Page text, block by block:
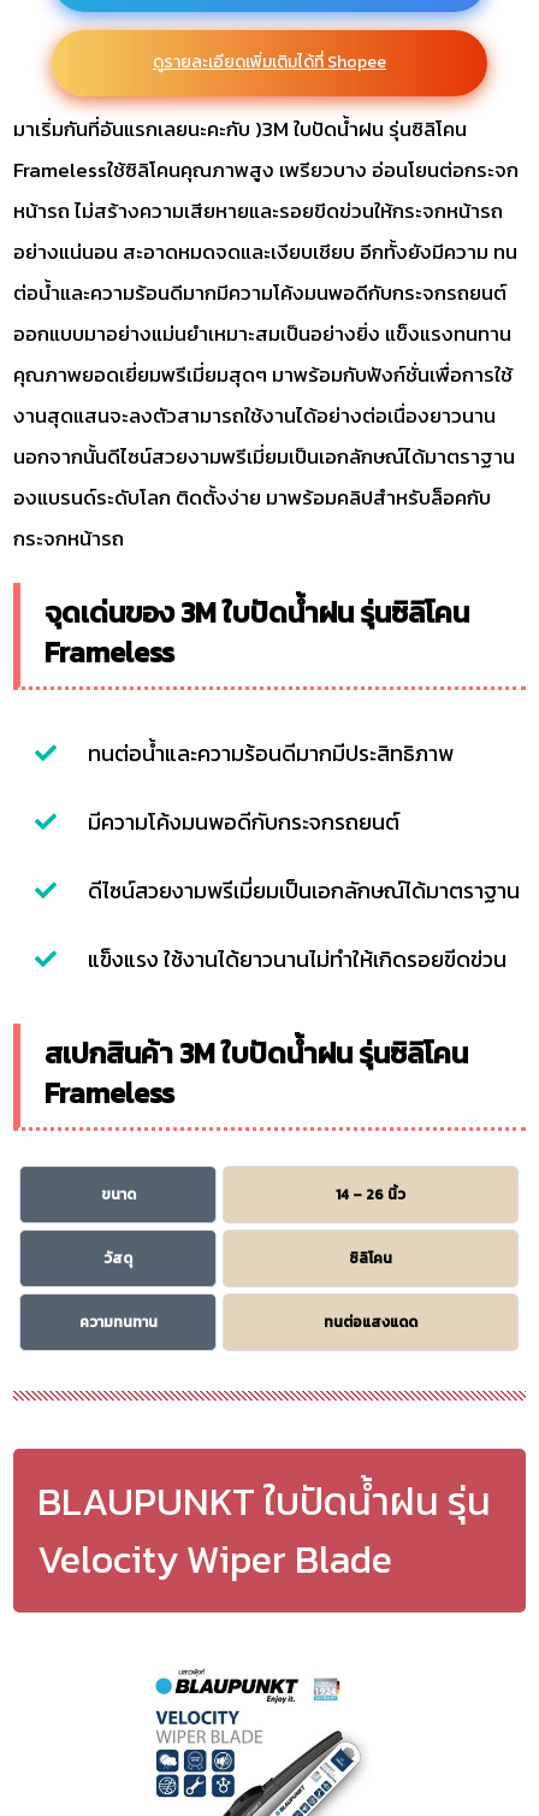
ดูรายละเอียดเพิ่มเติมได้ที่ Shopee
มาเริ่มกันที่อันแรกเลยนะคะกับ )3M ใบปัดน้ำฝน รุ่นซิลิโคน
Framelessใช้ซิลิโคนคุณภาพสูง เพรียวบาง อ่อนโยนต่อกระจก
หน้ารถ ไม่สร้างความเสียหายและรอยขีดข่วนให้กระจกหน้ารถ
อย่างแน่นอน สะอาดหมดจดและเงียบเชียบ อีกทั้งยังมีความ ทน
ต่อน้ำและความร้อนดีมากมีความโค้งมนพอดีกับกระจกรถยนต์
ออกแบบมาอย่างแม่นยำเหมาะสมเป็นอย่างยิ่ง แข็งแรงทนทาน
คุณภาพยอดเยี่ยมพรีเมี่ยมสุดๆ มาพร้อมกับฟังก์ชั่นเพื่อการใช้
งานสุดแสนจะลงตัวสามารถใช้งานได้อย่างต่อเนื่องยาวนาน
นอกจากนั้นดีไซน์สวยงามพรีเมี่ยมเป็นเอกลักษณ์ได้มาตราฐาน
องแบรนด์ระดับโลก ติดตั้งง่าย มาพร้อมคลิปสำหรับล็อคกับ
กระจกหน้ารถ
จุดเด่นของ 3M ใบปัดน้ำฝน รุ่นซิลิโคน
Frameless
ทนต่อน้ำและความร้อนดีมากมีประสิทธิภาพ
มีความโค้งมนพอดีกับกระจกรถยนต์
ดีไซน์สวยงามพรีเมี่ยมเป็นเอกลักษณ์ได้มาตราฐาน
แข็งแรง ใช้งานได้ยาวนานไม่ทำให้เกิดรอยขีดข่วน
สเปกสินค้า 3M ใบปัดน้ำฝน รุ่นซิลิโคน
Frameless
ขนาด 14 – 26 นิ้ว
วัสดุ ซิลิโคน
ความทนทาน ทนต่อแสงแดด
BLAUPUNKT ใบปัดน้ำฝน รุ่น
Velocity Wiper Blade